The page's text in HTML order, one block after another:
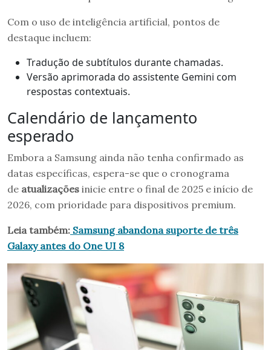
Com o uso de inteligência artificial, pontos de
destaque incluem:
Tradução de subtítulos durante chamadas.
Versão aprimorada do assistente Gemini com
respostas contextuais.
Calendário de lançamento
esperado
Embora a Samsung ainda não tenha confirmado as
datas específicas, espera-se que o cronograma
de atualizações inicie entre o final de 2025 e início de
2026, com prioridade para dispositivos premium.
Leia também: Samsung abandona suporte de três
Galaxy antes do One UI 8